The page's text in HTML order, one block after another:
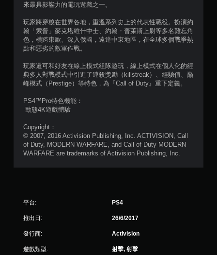
）
，
共
1
1
2
1
來最具影響力的電玩遊戲之一。
玩家將穿梭在世界各地，重溫系列史上的代表性戰役。扮演約
翰「索普」麥克塔維什中士、約翰・普萊斯上尉等多名難忘角
色，橫跨東歐、深入俄國，遠達中東地區，在全球多個戰爭熱
點和惡劣的敵軍作戰。
玩家還可和好友在線上模式組隊遊玩，線上模式在個人化的經
典多人對戰模式中引進了連殺獎勵（killstreak）、經驗值、巔
峰模式（Prestige）等特色，為『Call of Duty』重下定義。
PS4™Pro特色機能：
-動態4K遊戲體驗
Copyright：
© 2007, 2016 Activision Publishing, Inc. ACTIVISION, Call
of Duty, MODERN WARFARE, and Call of Duty MODERN
WARFARE are trademarks of Activision Publishing, Inc.
平台: PS4
推出日: 26/6/2017
發行商: Activision
遊戲類型: 射擊, 射擊